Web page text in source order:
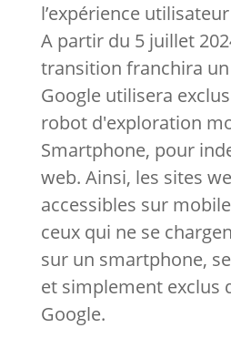
l’expérience
A partir du 5 juillet
transition franchira
Google utilisera
robot d'exploration
Smartphone, pour
web. Ainsi, les sites
accessibles sur
ceux qui ne se
sur un smartphone,
et simplement exclus
Google.